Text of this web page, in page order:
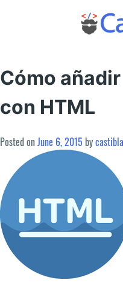
Cómo
con HTML
Posted onJune 6, 2015 by